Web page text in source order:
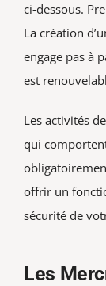
ci-dessous.
La création
engage pas à
est
Les activités
qui
offrir un
sécurité de
Les